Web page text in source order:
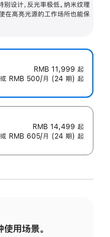
设计，反光率极低。纳米纹理
在高亮光源的工作场所也能保
RMB 11,999 起
或 RMB 500/月 (24 期) 起
RMB 14,499 起
或 RMB 605/月 (24 期) 起
用场景。